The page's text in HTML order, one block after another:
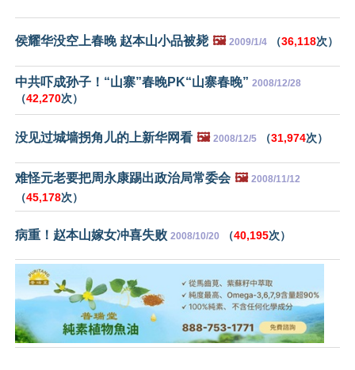
侯耀华没空上春晚 赵本山小品被毙 🖼️ 2009/1/4 （36,118次）
中共吓成孙子！“山寨”春晚PK“山寨春晚” 2008/12/28
（42,270次）
没见过城墙拐角儿的上新华网看 🖼️ 2008/12/5 （31,974次）
难怪元老要把周永康踢出政治局常委会 🖼️ 2008/11/12
（45,178次）
病重！赵本山嫁女冲喜失败 2008/10/20 （40,195次）